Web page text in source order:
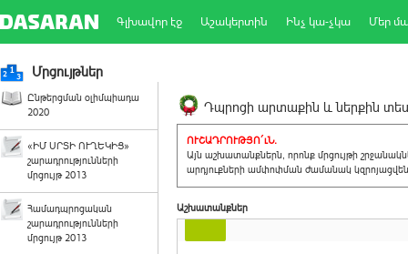
Գլխավոր էջ Աշակերտին Ինչ կա-չկա Մեր
Մրցույթներ
Ընթերցման օլիմպիադա
2020
«ԻՄ ՍՐՏԻ ՈՒՂԵԿԻՑ»
շարադրությունների
մրցույթ 2013
Համադպրոցական
շարադրությունների
մրցույթ 2013
Դպրոցի արտաքին և ներքին
ՈՒՇԱԴՐՈՒԹՅՈ´ւՆ.
Այն աշխատանքներն, որոնք մրցույթի
արդյուքների ամփոփման ժամանակ
Աշխատանքներ